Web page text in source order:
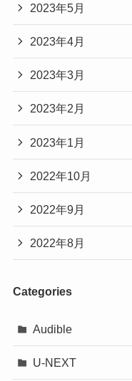
田中碧さんは鉄分
瓶を使っており
その効果で貧血数
田中選手が鉄
器を使い始め
た」と語る
Ｓなどで大き
う。
(https://
う！
・結婚はしてい
独身）
・田中碧さんと
・好きなタイプ
ということがわかり
最後までご覧いた
関連記事
2023年5月
2023年4月
2023年3月
2023年2月
2023年1月
2022年10月
2022年9月
2022年8月
Categories
Audible
U-NEXT